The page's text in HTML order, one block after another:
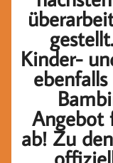
Kinder-
Angebot
ab! Zu